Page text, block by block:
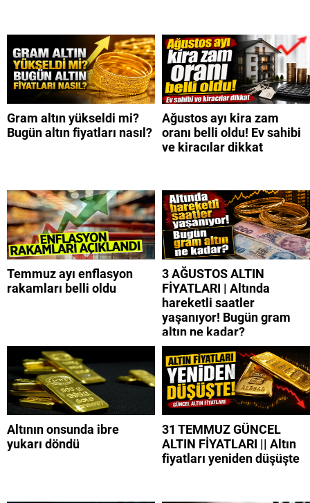
Gram altın yükseldi mi?
Bugün altın fiyatları nasıl?
Ağustos ayı kira zam
oranı belli oldu! Ev sahibi
ve kiracılar dikkat
Temmuz ayı enflasyon
rakamları belli oldu
3 AĞUSTOS ALTIN
FİYATLARI | Altında
hareketli saatler
yaşanıyor! Bugün gram
altın ne kadar?
Altının onsunda ibre
yukarı döndü
31 TEMMUZ GÜNCEL
ALTIN FİYATLARI || Altın
fiyatları yeniden düşüşte